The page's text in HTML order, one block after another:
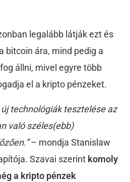
legalább látják ezt és
bitcoin ára, mind pedig a
állni, mivel egyre több
el a kripto pénzeket.
technológiák tesztelése az
való széles(ebb)
– mondja Stanislaw
Szavai szerint komoly
a kripto pénzek